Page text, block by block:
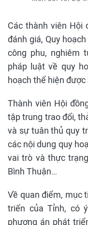
Các thành viên Hội
đánh giá, Quy
công phu, nghiêm
pháp luật về quy
hoạch thể hiện
Thành viên Hội
tập trung trao đổi,
và sự tuân thủ quy
các nội dung quy
vai trò và thực
Bình Thuận…
Về quan điểm, mục
triển của Tỉnh, có
phương án phát